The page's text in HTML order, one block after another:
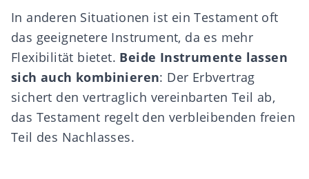
In anderen Situationen ist ein Testament oft
das geeignetere Instrument, da es mehr
Flexibilität bietet. Beide Instrumente lassen
sich auch kombinieren: Der Erbvertrag
sichert den vertraglich vereinbarten Teil ab,
das Testament regelt den verbleibenden freien
Teil des Nachlasses.